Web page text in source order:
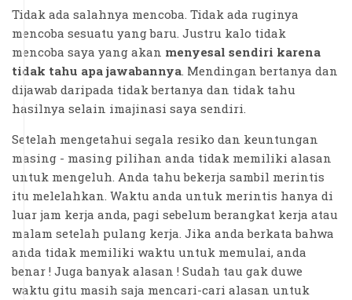
Tidak ada salahnya mencoba. Tidak ada ruginya
mencoba sesuatu yang baru. Justru kalo tidak
mencoba saya yang akan menyesal sendiri karena
tidak tahu apa jawabannya. Mendingan bertanya dan
dijawab daripada tidak bertanya dan tidak tahu
hasilnya selain imajinasi saya sendiri.
Setelah mengetahui segala resiko dan keuntungan
masing - masing pilihan anda tidak memiliki alasan
untuk mengeluh. Anda tahu bekerja sambil merintis
itu melelahkan. Waktu anda untuk merintis hanya di
luar jam kerja anda, pagi sebelum berangkat kerja atau
malam setelah pulang kerja. Jika anda berkata bahwa
anda tidak memiliki waktu untuk memulai, anda
benar ! Juga banyak alasan ! Sudah tau gak duwe
waktu gitu masih saja mencari-cari alasan untuk